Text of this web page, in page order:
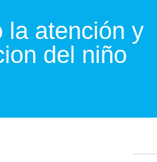
la atención y
del niño